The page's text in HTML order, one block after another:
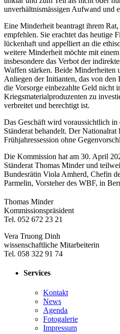
unverhältnismässigen Aufwand und
Eine Minderheit beantragt ihrem
empfehlen. Sie erachtet das heutige
lückenhaft und appelliert an die
weitere Minderheit möchte mit
insbesondere das Verbot der
Waffen stärken. Beide Minderheiten
Anliegen der Initianten, das von
die Vorsorge einbezahlte Geld nicht
Kriegsmaterialproduzenten zu
verbreitet und berechtigt ist.
Das Geschäft wird voraussichtlich in
Ständerat behandelt. Der
Frühjahressession ohne
Die Kommission hat am 30. April
Ständerat Thomas Minder und
Bundesrätin Viola Amherd, Chefin
Parmelin, Vorsteher des WBF, in
​Thomas Minder
Kommissionspräsident
Tel. 052 672 23 21
Vera Truong Dinh
wissenschaftliche Mitarbeiterin
Tel. 058 322 91 74
Services
Kontakt
News
Agenda
Fotogalerie
Impressum